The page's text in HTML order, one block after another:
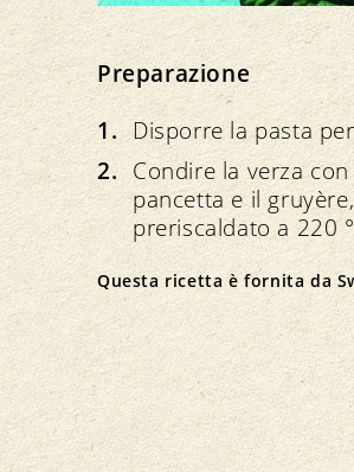
Preparazione
Disporre la pasta
Condire la verza
pancetta e il
preriscaldato a 220
Questa ricetta è fornita da